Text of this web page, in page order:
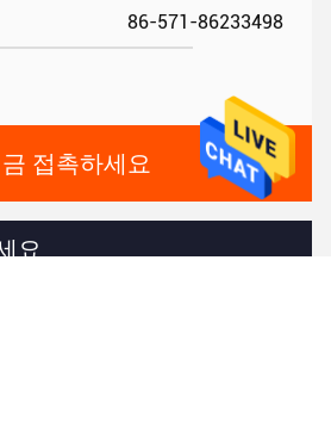
86-571-86233498
접촉하세요
요